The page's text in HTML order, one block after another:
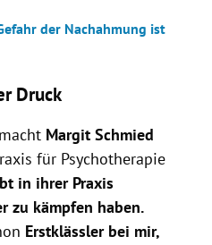
der Nachahmung ist
Druck
Margit Schmied
für Psychotherapie
in ihrer Praxis
zu kämpfen haben.
Erstklässler bei mir,